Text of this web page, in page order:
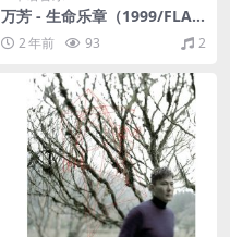
万芳 - 生命乐章（1999/FLA
C/分轨/157M）
2 年前 93 2